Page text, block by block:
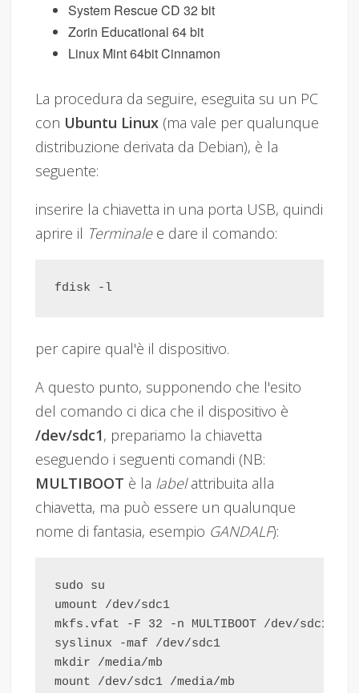
System Rescue CD 32 bit
Zorin Educational 64 bit
Linux Mint 64bit Cinnamon
La procedura da seguire, eseguita su un PC
con Ubuntu Linux (ma vale per qualunque
distribuzione derivata da Debian), è la
seguente:
inserire la chiavetta in una porta USB, quindi
aprire il Terminalee dare il comando:
per capire qual'è il dispositivo.
A questo punto, supponendo che l'esito
del comando ci dica che il dispositivo è
/dev/sdc1, prepariamo la chiavetta
eseguendo i seguenti comandi (NB:
MULTIBOOT è la labelattribuita alla
chiavetta, ma può essere un qualunque
nome di fantasia, esempio GANDALF):
sudo su
umount /dev/sdc1                        #
mkfs.vfat -F 32 -n MULTIBOOT /dev/sdc1
syslinux -maf /dev/sdc1                 #
mkdir /media/mb                         #
mount /dev/sdc1 /media/mb               #